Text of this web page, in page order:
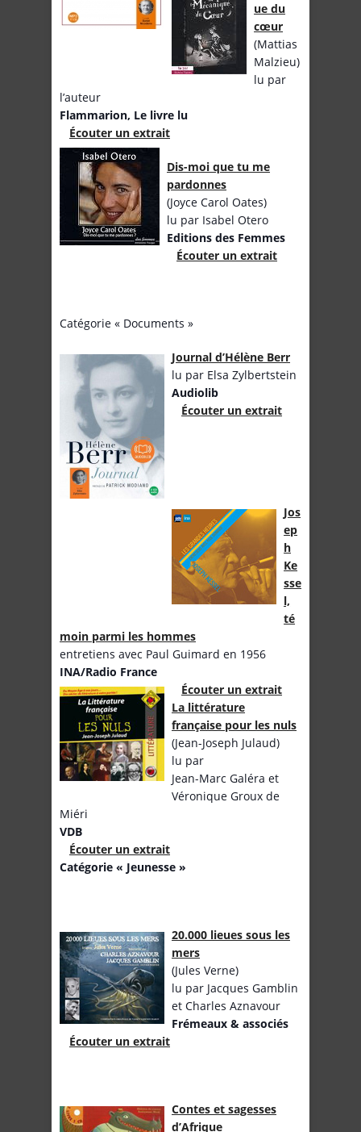
ue du
cœur
(Mattias
Malzieu)
lu par
l’auteur
Flammarion, Le livre lu
Écouter un extrait
Dis-moi que tu me
pardonnes
(Joyce Carol Oates)
lu par Isabel Otero
Editions des Femmes
Écouter un extrait
Catégorie « Documents »
Journal d’Hélène Berr
lu par Elsa Zylbertstein
Audiolib
Écouter un extrait
Jos
ep
h
Ke
sse
l,
té
moin parmi les hommes
entretiens avec Paul Guimard en 1956
INA/Radio France
Écouter un extrait
La littérature
française pour les nuls
(Jean-Joseph Julaud)
lu par
Jean-Marc Galéra et
Véronique Groux de
Miéri
VDB
Écouter un extrait
Catégorie « Jeunesse »
20.000 lieues sous les
mers
(Jules Verne)
lu par Jacques Gamblin
et Charles Aznavour
Frémeaux & associés
Écouter un extrait
Contes et sagesses
d’Afrique